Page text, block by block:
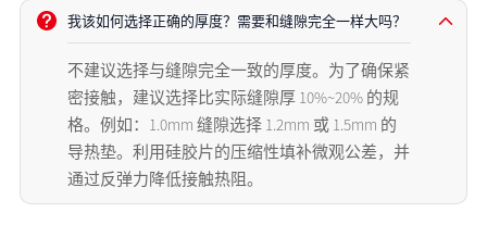
我该如何选择正确的厚度？需要和缝隙完全一样大吗？
不建议选择与缝隙完全一致的厚度。为了确保紧
密接触，建议选择比实际缝隙厚 10%~20% 的规
格。例如：1.0mm 缝隙选择 1.2mm 或 1.5mm 的
导热垫。利用硅胶片的压缩性填补微观公差，并
通过反弹力降低接触热阻。